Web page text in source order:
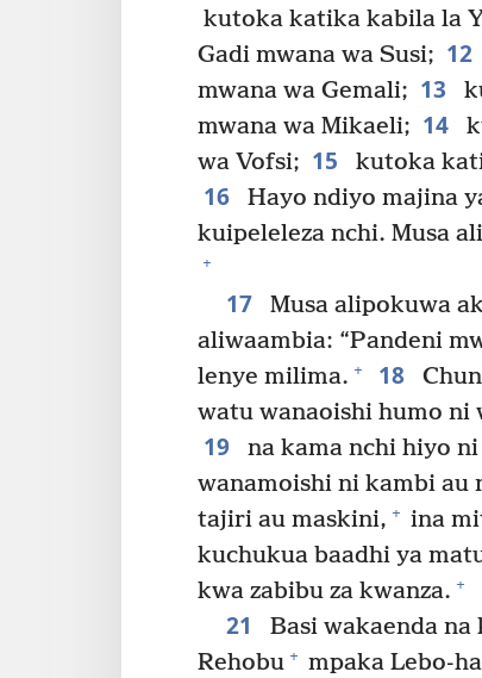
kutoka katika kabila la
Gadi mwana wa Susi; 12
mwana wa Gemali; 13
mwana wa Mikaeli; 14
wa Vofsi; 15 kutoka
16
Hayo ndiyo majina
kuipeleleza nchi. Musa
+
17
Musa alipokuwa
aliwaambia: “Pandeni
lenye milima. + 18
watu wanaoishi humo ni
19
na kama nchi hiyo
wanamoishi ni kambi au
tajiri au maskini, + ina
kuchukua baadhi ya
kwa zabibu za kwanza. +
21 Basi wakaenda
Rehobu + mpaka Lebo-